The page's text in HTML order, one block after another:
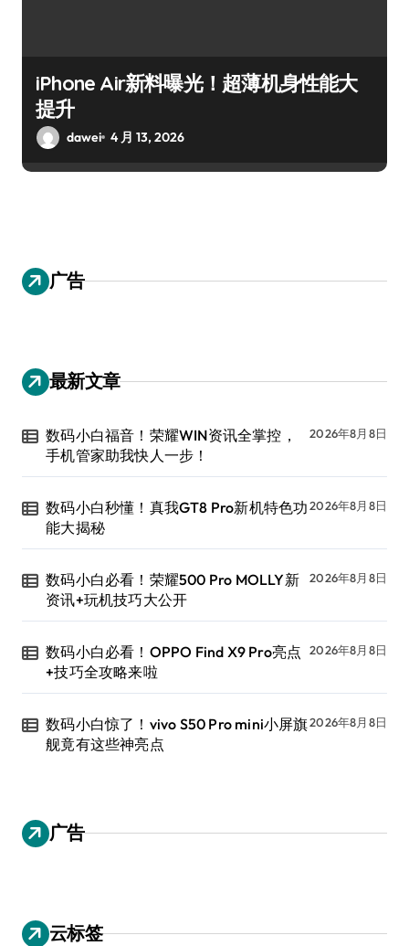
iPhone Air新料曝光！超薄机身性能大
提升
dawei 4 月 13, 2026
广告
最新文章
数码小白福音！荣耀WIN资讯全掌控，
手机管家助我快人一步！
2026年8月8日
数码小白秒懂！真我GT8 Pro新机特色功
能大揭秘
2026年8月8日
数码小白必看！荣耀500 Pro MOLLY新
资讯+玩机技巧大公开
2026年8月8日
数码小白必看！OPPO Find X9 Pro亮点
+技巧全攻略来啦
2026年8月8日
数码小白惊了！vivo S50 Pro mini小屏旗
舰竟有这些神亮点
2026年8月8日
广告
云标签